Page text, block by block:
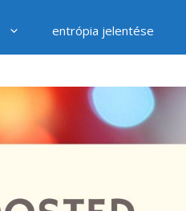
entrópia jelentése